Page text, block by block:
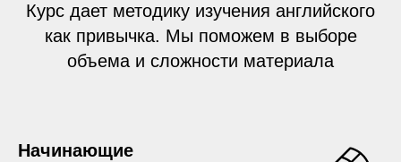
Курс дает методику изучения английского
как привычка. Мы поможем в выборе
объема и сложности материала
Начинающие